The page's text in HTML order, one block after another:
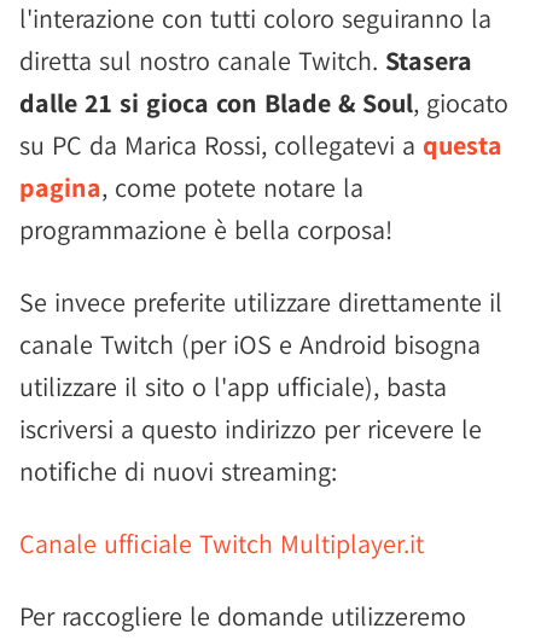
l'interazione con tutti coloro seguiranno la
diretta sul nostro canale Twitch. Stasera
dalle 21 si gioca con Blade & Soul, giocato
su PC da Marica Rossi, collegatevi a questa
pagina, come potete notare la
programmazione è bella corposa!
Se invece preferite utilizzare direttamente il
canale Twitch (per iOS e Android bisogna
utilizzare il sito o l'app ufficiale), basta
iscriversi a questo indirizzo per ricevere le
notifiche di nuovi streaming:
Canale ufficiale Twitch Multiplayer.it
Per raccogliere le domande utilizzeremo